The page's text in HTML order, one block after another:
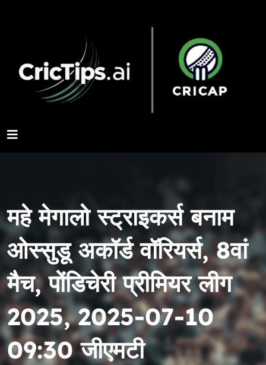
महे मेगालो स्ट्राइकर्स बनाम
ओस्सुडू अकॉर्ड वॉरियर्स, 8वां
मैच, पोंडिचेरी प्रीमियर लीग
2025, 2025-07-10
09:30 जीएमटी